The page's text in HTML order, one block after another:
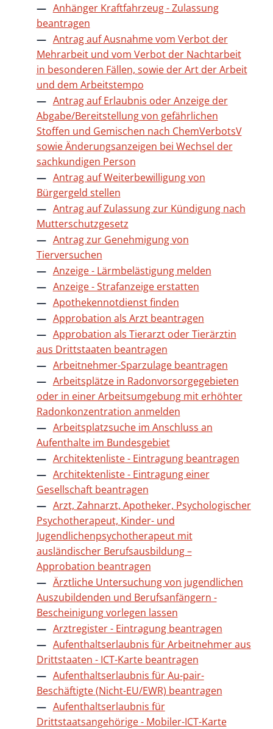
Anhänger Kraftfahrzeug - Zulassung
beantragen
Antrag auf Ausnahme vom Verbot der
Mehrarbeit und vom Verbot der Nachtarbeit
in besonderen Fällen, sowie der Art der Arbeit
und dem Arbeitstempo
Antrag auf Erlaubnis oder Anzeige der
Abgabe/Bereitstellung von gefährlichen
Stoffen und Gemischen nach ChemVerbotsV
sowie Änderungsanzeigen bei Wechsel der
sachkundigen Person
Antrag auf Weiterbewilligung von
Bürgergeld stellen
Antrag auf Zulassung zur Kündigung nach
Mutterschutzgesetz
Antrag zur Genehmigung von
Tierversuchen
Anzeige - Lärmbelästigung melden
Anzeige - Strafanzeige erstatten
Apothekennotdienst finden
Approbation als Arzt beantragen
Approbation als Tierarzt oder Tierärztin
aus Drittstaaten beantragen
Arbeitnehmer-Sparzulage beantragen
Arbeitsplätze in Radonvorsorgegebieten
oder in einer Arbeitsumgebung mit erhöhter
Radonkonzentration anmelden
Arbeitsplatzsuche im Anschluss an
Aufenthalte im Bundesgebiet
Architektenliste - Eintragung beantragen
Architektenliste - Eintragung einer
Gesellschaft beantragen
Arzt, Zahnarzt, Apotheker, Psychologischer
Psychotherapeut, Kinder- und
Jugendlichenpsychotherapeut mit
ausländischer Berufsausbildung –
Approbation beantragen
Ärztliche Untersuchung von jugendlichen
Auszubildenden und Berufsanfängern -
Bescheinigung vorlegen lassen
Arztregister - Eintragung beantragen
Aufenthaltserlaubnis für Arbeitnehmer aus
Drittstaaten - ICT-Karte beantragen
Aufenthaltserlaubnis für Au-pair-
Beschäftigte (Nicht-EU/EWR) beantragen
Aufenthaltserlaubnis für
Drittstaatsangehörige - Mobiler-ICT-Karte